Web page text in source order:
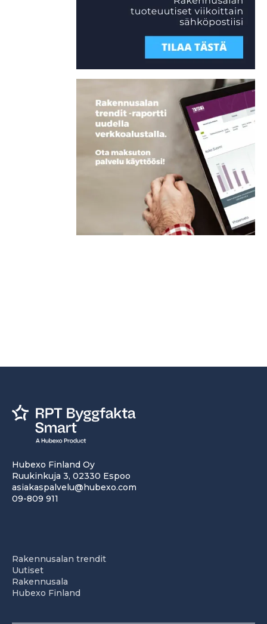
Hubexo Finland Oy
Ruukinkuja 3, 02330 Espoo
asiakaspalvelu@hubexo.com
09-809 911
Rakennusalan trendit
Uutiset
Rakennusala
Hubexo Finland